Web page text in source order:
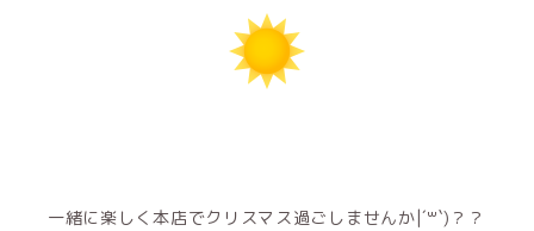
一緒に楽しく本店でクリスマス過ごしませんか|´꒳`)？？